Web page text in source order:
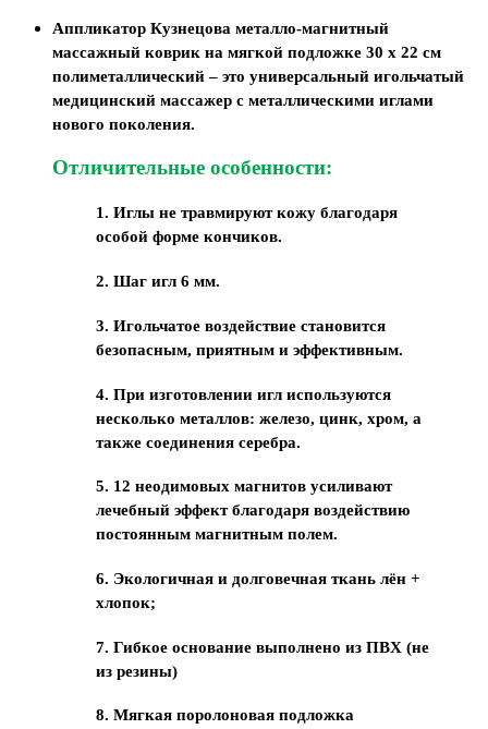
Аппликатор Кузнецова металло-магнитный
массажный коврик на мягкой подложке 30 х 22 см
полиметаллический – это универсальный игольчатый
медицинский массажер с металлическими иглами
нового поколения.
Отличительные особенности:
1. Иглы не травмируют кожу благодаря
особой форме кончиков.
2. Шаг игл 6 мм.
3. Игольчатое воздействие становится
безопасным, приятным и эффективным.
4. При изготовлении игл используются
несколько металлов: железо, цинк, хром, а
также соединения серебра.
5. 12 неодимовых магнитов усиливают
лечебный эффект благодаря воздействию
постоянным магнитным полем.
6. Экологичная и долговечная ткань лён +
хлопок;
7. Гибкое основание выполнено из ПВХ (не
из резины)
8. Мягкая поролоновая подложка